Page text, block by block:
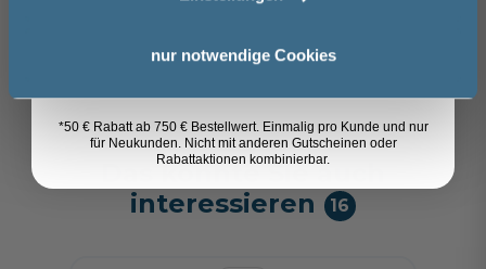
nur notwendige Cookies67,99 €
Das könnte Sie auch
interessieren
16
Anmelden
*50 € Rabatt ab 750 € Bestellwert. Einmalig pro Kunde und nur
für Neukunden. Nicht mit anderen Gutscheinen oder
Rabattaktionen kombinierbar.